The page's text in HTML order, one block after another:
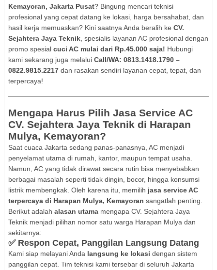
Kemayoran, Jakarta Pusat? Bingung mencari teknisi
profesional yang cepat datang ke lokasi, harga bersahabat, dan
hasil kerja memuaskan? Kini saatnya Anda beralih ke CV.
Sejahtera Jaya Teknik , spesialis layanan AC profesional dengan
promo spesial cuci AC mulai dari Rp.45.000 saja! Hubungi
kami sekarang juga melalui Call/WA: 0813.1418.1790 –
0822.9815.2217 dan rasakan sendiri layanan cepat, tepat, dan
terpercaya!
Mengapa Harus Pilih Jasa Service AC
CV. Sejahtera Jaya Teknik di Harapan
Mulya, Kemayoran?
Saat cuaca Jakarta sedang panas-panasnya, AC menjadi
penyelamat utama di rumah, kantor, maupun tempat usaha.
Namun, AC yang tidak dirawat secara rutin bisa menyebabkan
berbagai masalah seperti tidak dingin, bocor, hingga konsumsi
listrik membengkak. Oleh karena itu, memilih jasa service AC
terpercaya di Harapan Mulya, Kemayoran sangatlah penting.
Berikut adalah alasan utama mengapa CV. Sejahtera Jaya
Teknik menjadi pilihan nomor satu warga Harapan Mulya dan
sekitarnya:
✅ Respon Cepat, Panggilan Langsung Datang
Kami siap melayani Anda langsung ke lokasi dengan sistem
panggilan cepat. Tim teknisi kami tersebar di seluruh Jakarta